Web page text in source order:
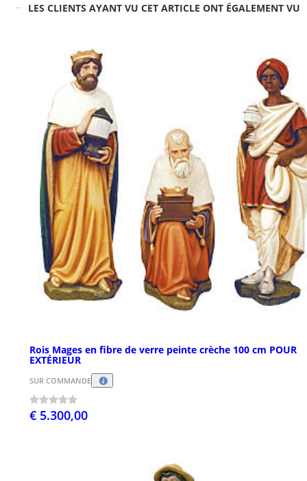
LES CLIENTS AYANT VU CET ARTICLE ONT ÉGALEMENT VU
Rois Mages en fibre de verre peinte crèche 100 cm POUR
EXTÉRIEUR
SUR COMMANDE
€ 5.300,00